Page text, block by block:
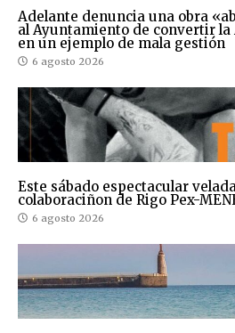
Adelante denuncia una obra
al Ayuntamiento de convertir la
en un ejemplo de mala gestión
6 agosto 2026
Este sábado espectacular
colaboraciñon de Rigo Pex-
6 agosto 2026